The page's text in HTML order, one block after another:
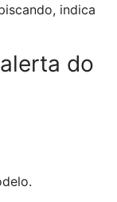
indica
do